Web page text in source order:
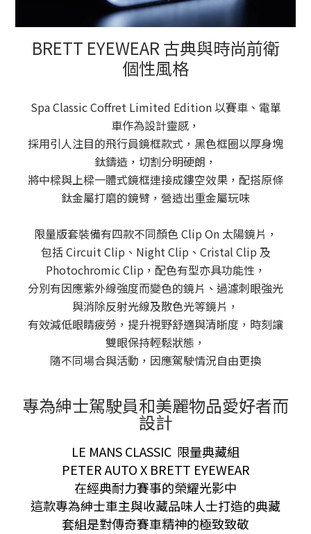
BRETT EYEWEAR 古典與時尚前衛
個性風格
Spa Classic Coffret Limited Edition 以賽車、電單
車作為設計靈感，
採用引人注目的飛行員鏡框款式， 黑色框圈以厚身塊
鈦鑄造，切割分明硬朗，
將中樑與上樑一體式鏡框連接成鏤空效果，配搭原條
鈦金屬打磨的鏡臂，營造出重金屬玩味
限量版套裝備有四款不同顏色 Clip On 太陽鏡片，
包括 Circuit Clip、Night Clip、Cristal Clip 及
Photochromic Clip， 配色有型亦具功能性，
分別有因應紫外線強度而變色的鏡片、過濾刺眼強光
與消除反射光線及散色光等鏡片，
有效減低眼睛疲勞，提升視野舒適與清晣度，時刻讓
雙眼保持輕鬆狀態，
隨不同場合與活動，因應駕駛情況自由更換
專為紳士駕駛員和美麗物品愛好者而
設計
LE MANS CLASSIC 限量典藏組
PETER AUTO X BRETT EYEWEAR
在經典耐力賽事的榮耀光影中
這款專為紳士車主與收藏品味人士打造的典藏
套組是對傳奇賽車精神的極致致敬